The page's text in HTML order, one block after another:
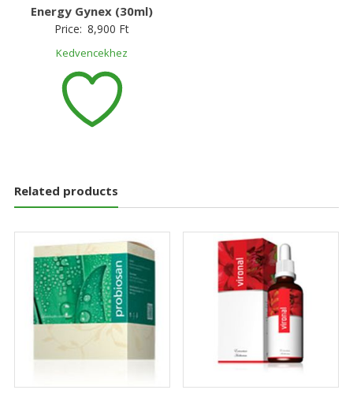
Energy Gynex (30ml)
Price: 8,900 Ft
Kedvencekhez
Related products